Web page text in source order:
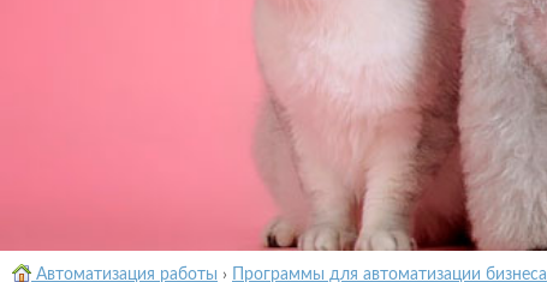
Автоматизация работы › Программы для автоматизации бизнеса